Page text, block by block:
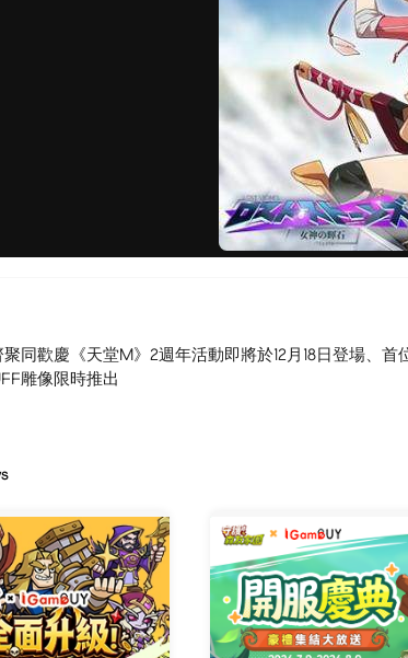
同歡慶《天堂M》2週年活動即將於12月18日登場、首
雕像限時推出